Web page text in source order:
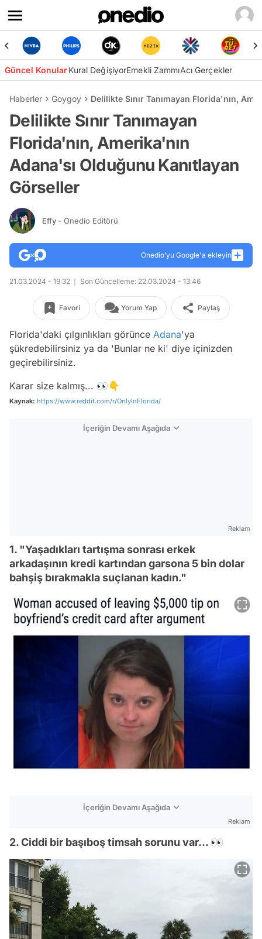
Güncel KonularKural DeğişiyorEmekli ZammıAcı Gerçekler
Haberler Goygoy Delilikte Sınır Tanımayan Florida'nın,
Delilikte Sınır Tanımayan
Florida'nın, Amerika'nın
Adana'sı Olduğunu Kanıtlayan
Görseller
Effy - Onedio Editörü
Onedio’yu Google'a ekleyin
21.03.2024 - 19:32 Son Güncelleme: 22.03.2024 - 13:46
Favori Yorum Yap Paylaş
Florida'daki çılgınlıkları görünce Adana'ya
şükredebilirsiniz ya da 'Bunlar ne ki' diye içinizden
geçirebilirsiniz.
Karar size kalmış... 👀👇
Kaynak: https://www.reddit.com/r/OnlyInFlorida/
İçeriğin Devamı Aşağıda
Reklam
1. "Yaşadıkları tartışma sonrası erkek
arkadaşının kredi kartından garsona 5 bin dolar
bahşiş bırakmakla suçlanan kadın."
İçeriğin Devamı Aşağıda
Reklam
2. Ciddi bir başıboş timsah sorunu var... 👀